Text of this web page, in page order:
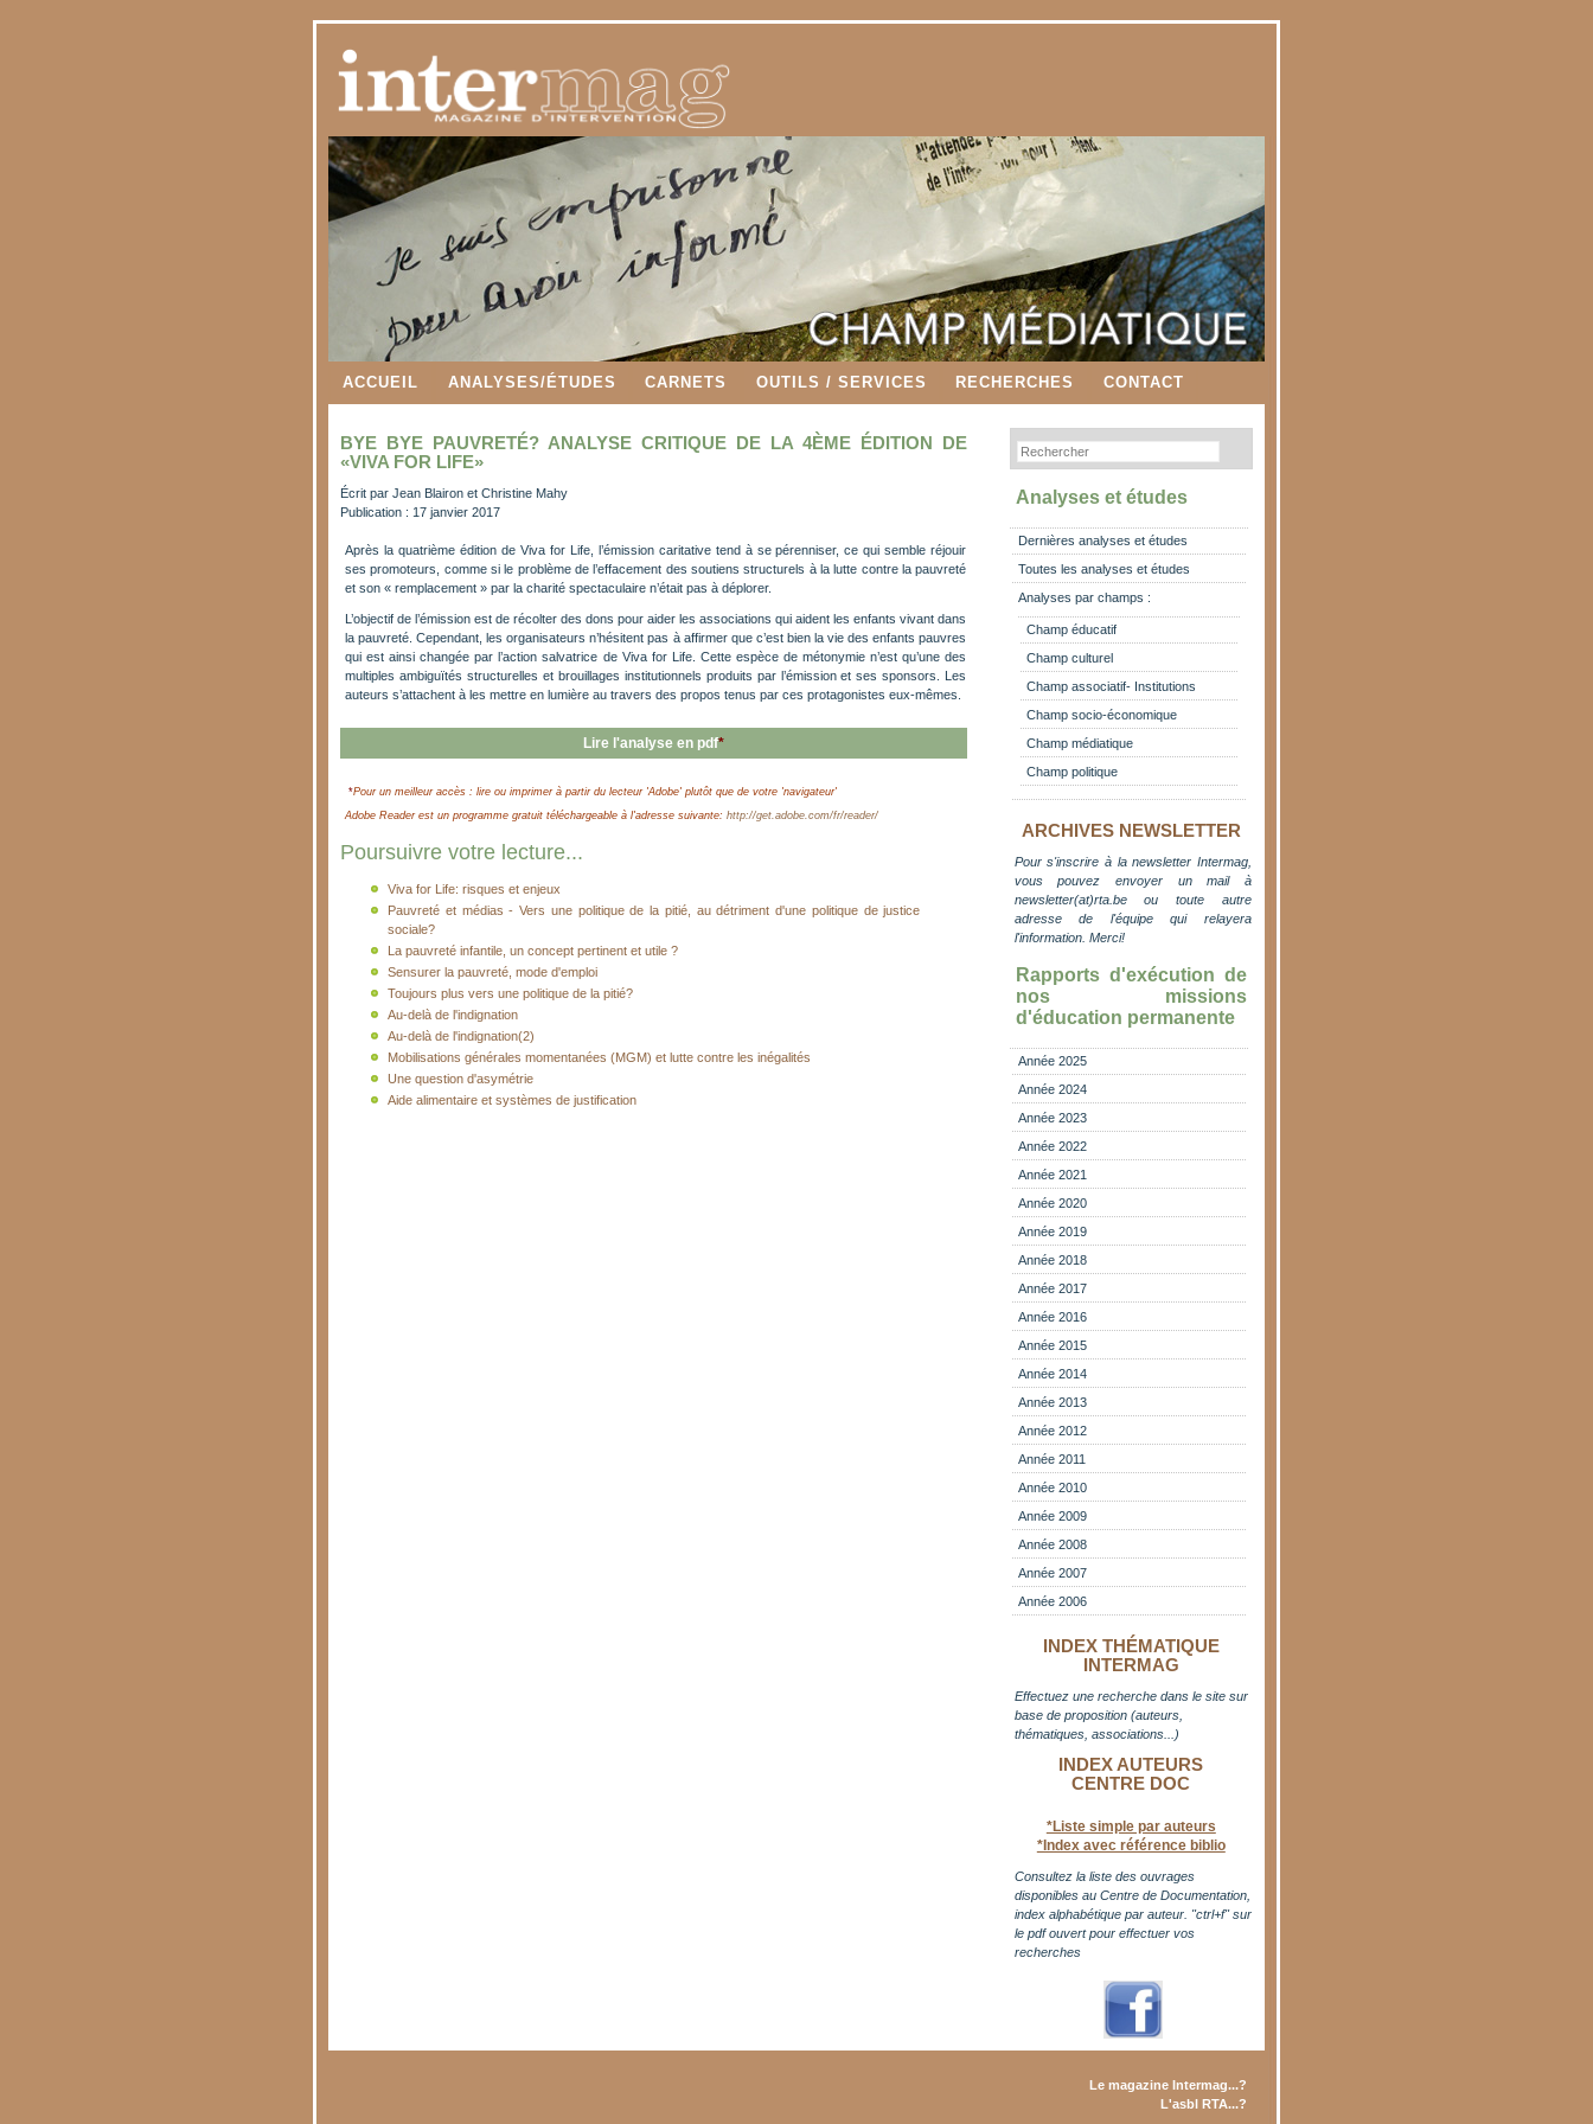
ACCUEIL ANALYSES/ÉTUDES CARNETS OUTILS / SERVICES RECHERCHES CONTACT
Analyses et études
Dernières analyses et études
Toutes les analyses et études
Analyses par champs :
Champ éducatif
Champ culturel
Champ associatif- Institutions
Champ socio-économique
Champ médiatique
Champ politique
ARCHIVES NEWSLETTER
Pour s'inscrire à la newsletter Intermag,
vous pouvez envoyer un mail à
newsletter(at)rta.beou toute autre
adresse de l'équipe qui relayera
l'information. Merci!
Rapports d'exécution de
nos missions
d'éducation permanente
Année 2025
Année 2024
Année 2023
Année 2022
Année 2021
Année 2020
Année 2019
Année 2018
Année 2017
Année 2016
Année 2015
Année 2014
Année 2013
Année 2012
Année 2011
Année 2010
Année 2009
Année 2008
Année 2007
Année 2006
INDEX THÉMATIQUE
INTERMAG
Effectuez une recherche dans le site sur
base de proposition (auteurs,
thématiques, associations...)
INDEX AUTEURS
CENTRE DOC
*Liste simple par auteurs
*Index avec référence biblio
Consultez la liste des ouvrages
disponibles au Centre de Documentation,
index alphabétique par auteur. "ctrl+f" sur
le pdf ouvert pour effectuer vos
recherches
BYE BYE PAUVRETÉ? ANALYSE CRITIQUE DE LA 4ÈME ÉDITION DE
«VIVA FOR LIFE»
Écrit par Jean Blairon et Christine Mahy
Publication : 17 janvier 2017
Après la quatrième édition de Viva for Life, l’émission caritative tend à se pérenniser, ce qui semble réjouir
ses promoteurs, comme si le problème de l’effacement des soutiens structurels à la lutte contre la pauvreté
et son « remplacement » par la charité spectaculaire n’était pas à déplorer.
L’objectif de l’émission est de récolter des dons pour aider les associations qui aident les enfants vivant dans
la pauvreté. Cependant, les organisateurs n’hésitent pas à affirmer que c’est bien la vie des enfants pauvres
qui est ainsi changée par l’action salvatrice de Viva for Life. Cette espèce de métonymie n’est qu’une des
multiples ambiguïtés structurelles et brouillages institutionnels produits par l’émission et ses sponsors. Les
auteurs s’attachent à les mettre en lumière au travers des propos tenus par ces protagonistes eux-mêmes.
Lire l'analyse en pdf*
*Pour un meilleur accès : lire ou imprimer à partir du lecteur 'Adobe' plutôt que de votre 'navigateur'
Adobe Reader est un programme gratuit téléchargeable à l'adresse suivante: http://get.adobe.com/fr/reader/
Poursuivre votre lecture...
Viva for Life: risques et enjeux
Pauvreté et médias - Vers une politique de la pitié, au détriment d'une politique de justice
sociale?
La pauvreté infantile, un concept pertinent et utile ?
Sensurer la pauvreté, mode d'emploi
Toujours plus vers une politique de la pitié?
Au-delà de l'indignation
Au-delà de l'indignation(2)
Mobilisations générales momentanées (MGM) et lutte contre les inégalités
Une question d'asymétrie
Aide alimentaire et systèmes de justification
Le magazine Intermag...?
L'asbl RTA...?